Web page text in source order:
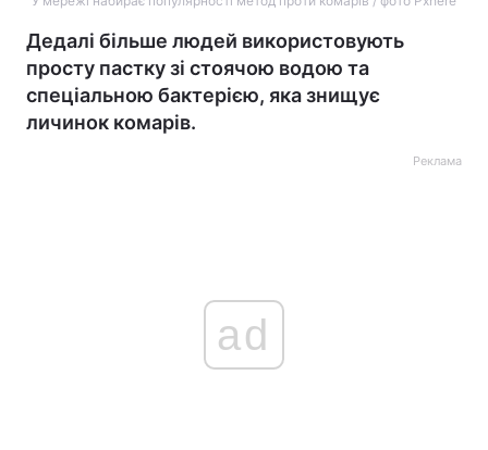
Дедалі більше людей використовують
просту пастку зі стоячою водою та
спеціальною бактерією, яка знищує
личинок комарів.
Реклама
ad